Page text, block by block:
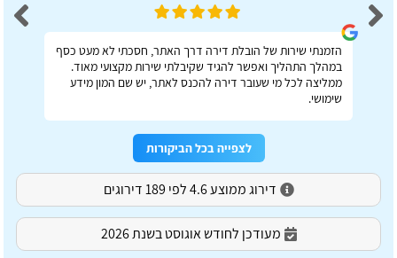
הזמנתי שירות של הובלת דירה דרך האתר, חסכתי לא מעט כסף
במהלך התהליך ואפשר להגיד שקיבלתי שירות מקצועי מאוד.
ממליצה לכל מי שעובר דירה להכנס לאתר, יש שם המון מידע
שימושי.
לצפייה בכל הביקורות
דירוג ממוצע 4.6 לפי 189 דירוגים
מעודכן לחודש אוגוסט בשנת 2026